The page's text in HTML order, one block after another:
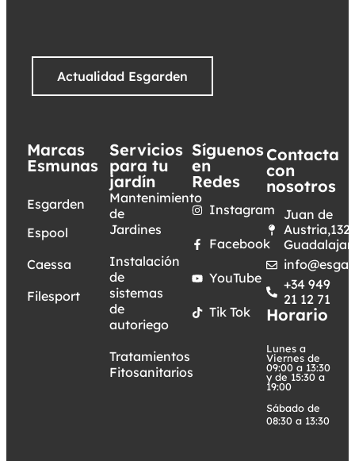
Actualidad Esgarden
Marcas
Esmunas
Esgarden
Espool
Caessa
Filesport
Servicios
para tu
jardín
Mantenimiento
de
Jardines
Instalación
de
sistemas
de
autoriego
Tratamientos
Fitosanitarios
Síguenos
en
Redes
Instagram
Facebook
YouTube
Tik Tok
Contacta
con
nosotros
Juan de
Austria,132.
+34 949
21 12 71
Horario
Lunes a
Viernes de
09:00 a 13:30
y de 15:30 a
19:00
Sábado de
08:30 a 13:30